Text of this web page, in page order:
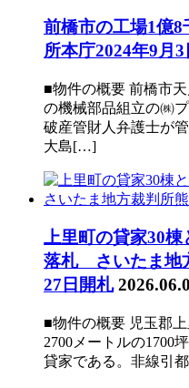
前橋市の工場1億8
所本庁2024年9月
■物件の概要 前橋市
の機械部品組立の㈱
破産管財人弁護士が
大島[…]
上里町の貸家30
落札 さいたま地
27日開札
■物件の概要 児玉郡
2700メートルの1700
貸家である。非線引